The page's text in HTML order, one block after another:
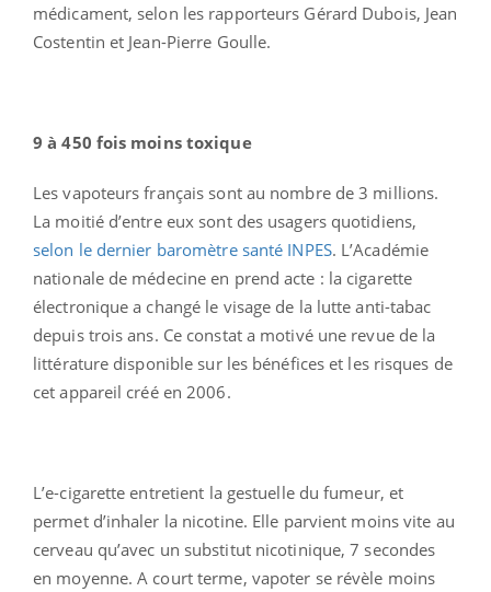
médicament, selon les rapporteurs Gérard Dubois, Jean
Costentin et Jean-Pierre Goulle.
9 à 450 fois moins toxique
Les vapoteurs français sont au nombre de 3 millions.
La moitié d’entre eux sont des usagers quotidiens,
selon le dernier baromètre santé INPES. L’Académie
nationale de médecine en prend acte : la cigarette
électronique a changé le visage de la lutte anti-tabac
depuis trois ans. Ce constat a motivé une revue de la
littérature disponible sur les bénéfices et les risques de
cet appareil créé en 2006.
L’e-cigarette entretient la gestuelle du fumeur, et
permet d’inhaler la nicotine. Elle parvient moins vite au
cerveau qu’avec un substitut nicotinique, 7 secondes
en moyenne. A court terme, vapoter se révèle moins